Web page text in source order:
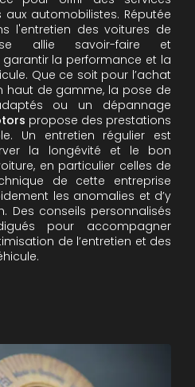
automobilistes. Réputée
l'entretien des voitures de
allie savoir-faire et
la performance et la
Que ce soit pour l’achat
haut de gamme, la pose de
ou un dépannage
propose des prestations
Un entretien régulier est
la longévité et le bon
en particulier celles de
de cette entreprise
les anomalies et d’y
Des conseils personnalisés
pour accompagner
de l’entretien et des